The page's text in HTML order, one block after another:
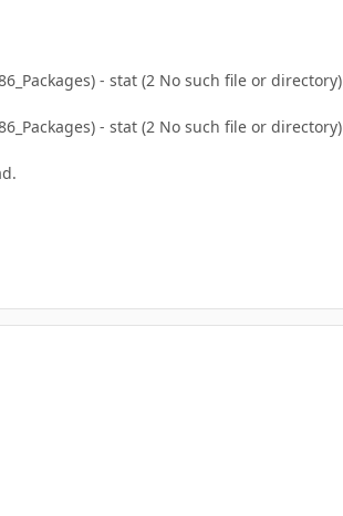
- stat (2 No such file or directory)
- stat (2 No such file or directory)